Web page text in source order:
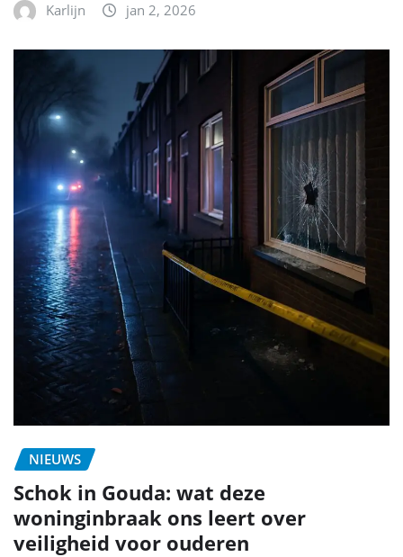
Karlijn jan 2, 2026
NIEUWS
Schok in Gouda: wat deze
woninginbraak ons leert over
veiligheid voor ouderen